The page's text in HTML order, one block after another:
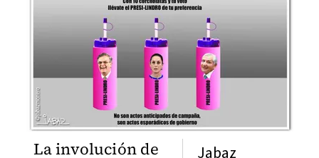
La involución de
Jabaz